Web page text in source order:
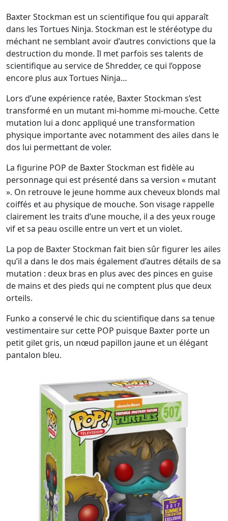
Baxter Stockman est un scientifique fou qui apparaît
dans les Tortues Ninja. Stockman est le stéréotype du
méchant ne semblant avoir d’autres convictions que la
destruction du monde. Il met parfois ses talents de
scientifique au service de Shredder, ce qui l’oppose
encore plus aux Tortues Ninja…
Lors d’une expérience ratée, Baxter Stockman s’est
transformé en un mutant mi-homme mi-mouche. Cette
mutation lui a donc appliqué une transformation
physique importante avec notamment des ailes dans le
dos lui permettant de voler.
La figurine POP de Baxter Stockman est fidèle au
personnage qui est présenté dans sa version « mutant
». On retrouve le jeune homme aux cheveux blonds mal
coiffés et au physique de mouche. Son visage rappelle
clairement les traits d’une mouche, il a des yeux rouge
vif et sa peau oscille entre un vert et un violet.
La pop de Baxter Stockman fait bien sûr figurer les ailes
qu’il a dans le dos mais également d’autres détails de sa
mutation : deux bras en plus avec des pinces en guise
de mains et des pieds qui ne comptent plus que deux
orteils.
Funko a conservé le chic du scientifique dans sa tenue
vestimentaire sur cette POP puisque Baxter porte un
petit gilet gris, un nœud papillon jaune et un élégant
pantalon bleu.